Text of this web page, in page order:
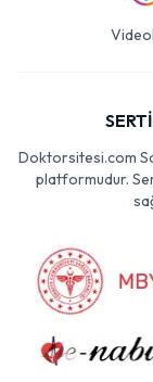
Doktorsitesi.com
platformudur.